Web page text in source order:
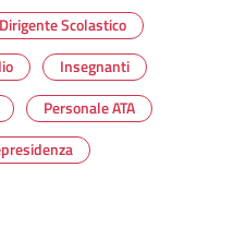
Dirigente Scolastico
Insegnanti
Personale ATA